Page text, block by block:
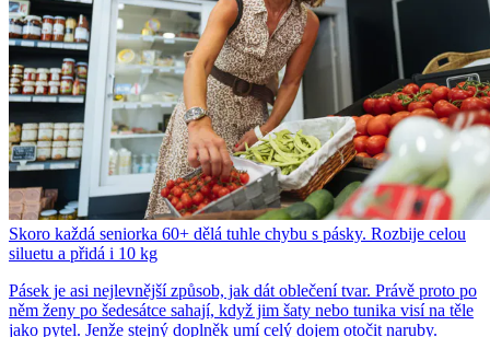
Skoro každá seniorka 60+ dělá tuhle chybu s pásky. Rozbije celou
siluetu a přidá i 10 kg
Pásek je asi nejlevnější způsob, jak dát oblečení tvar. Právě proto po
něm ženy po šedesátce sahají, když jim šaty nebo tunika visí na těle
jako pytel. Jenže stejný doplněk umí celý dojem otočit naruby.